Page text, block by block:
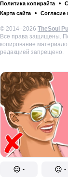
Политика копирайта
Карта сайта
Согласие
© 2014–2026 TheSoul
Все права защищены.
копирование
редакцией запрещено.
- -